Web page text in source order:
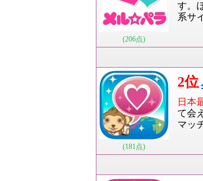
(206点)
す。
系サ
(181点)
2位
日本
て会
マッ